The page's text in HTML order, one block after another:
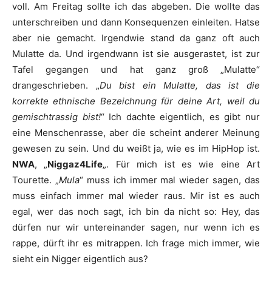
voll. Am Freitag sollte ich das abgeben. Die wollte das
unterschreiben und dann Konsequenzen einleiten. Hatse
aber nie gemacht. Irgendwie stand da ganz oft auch
Mulatte da. Und irgendwann ist sie ausgerastet, ist zur
Tafel gegangen und hat ganz groß „Mulatte“
drangeschrieben. „Du bist ein Mulatte, das ist die
korrekte ethnische Bezeichnung für deine Art, weil du
gemischtrassig bist!“ Ich dachte eigentlich, es gibt nur
eine Menschenrasse, aber die scheint anderer Meinung
gewesen zu sein. Und du weißt ja, wie es im HipHop ist.
NWA, „Niggaz4Life„. Für mich ist es wie eine Art
Tourette. „Mula“ muss ich immer mal wieder sagen, das
muss einfach immer mal wieder raus. Mir ist es auch
egal, wer das noch sagt, ich bin da nicht so: Hey, das
dürfen nur wir untereinander sagen, nur wenn ich es
rappe, dürft ihr es mitrappen. Ich frage mich immer, wie
sieht ein Nigger eigentlich aus?